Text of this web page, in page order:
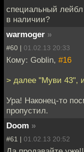
специальный
в наличии?
warmoger »
#60 | 01.02.13 20:33
Кому: Goblin, #16
> далее "Муви 43",
Ура! Наконец-то
пропустил.
Doom »
#61 | 01.02.13 20:52